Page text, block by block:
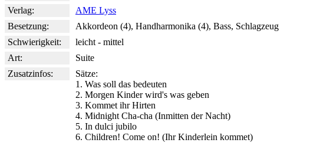
Verlag:
AME Lyss
Besetzung:
Akkordeon (4), Handharmonika (4), Bass, Schlagzeug
Schwierigkeit:
leicht - mittel
Art:
Suite
Zusatzinfos:
Sätze:
1. Was soll das bedeuten
2. Morgen Kinder wird's was geben
3. Kommet ihr Hirten
4. Midnight Cha-cha (Inmitten der Nacht)
5. In dulci jubilo
6. Children! Come on! (Ihr Kinderlein kommet)